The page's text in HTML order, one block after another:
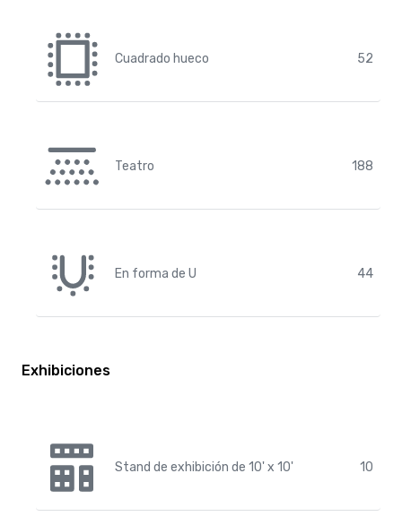
Cuadrado hueco 52
Teatro 188
En forma de U 44
Exhibiciones
Stand de exhibición de 10' x 10' 10